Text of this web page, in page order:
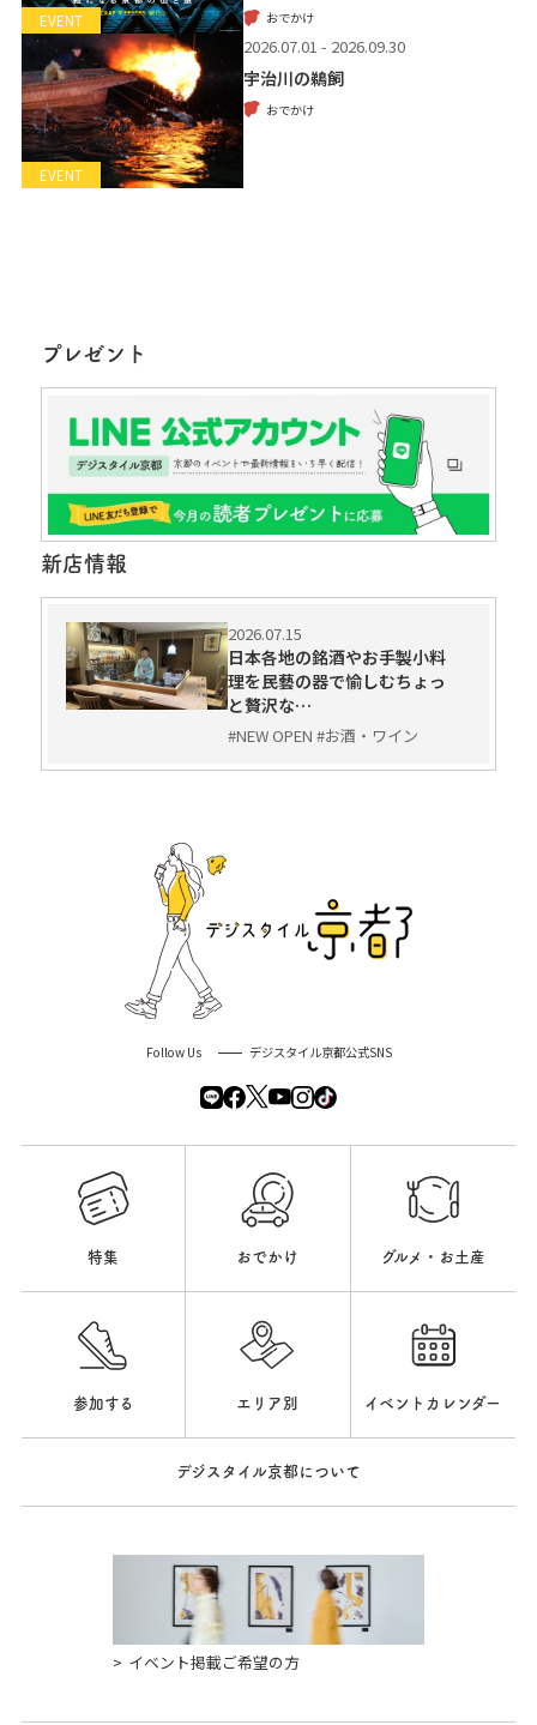
EVENT おでかけ
EVENT
2026.07.01 - 2026.09.30
宇治川の鵜飼
おでかけ
プレゼント
新店情報
2026.07.15
日本各地の銘酒やお手製小料
理を民藝の器で愉しむちょっ
と贅沢な…
#NEW OPEN #お酒・ワイン
Follow Us デジスタイル京都公式SNS
特集 おでかけ グルメ・お土産
参加する エリア別 イベントカレンダー
デジスタイル京都について
イベント掲載ご希望の方